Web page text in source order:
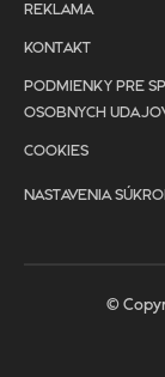
REKLAMA
KONTAKT
PODMIENKY PRE
OSOBNYCH
COOKIES
NASTAVENIA
©